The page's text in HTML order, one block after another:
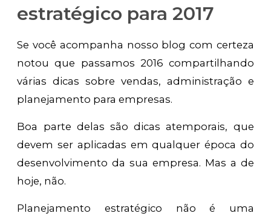
estratégico para 2017
Se você acompanha nosso blog com certeza
notou que passamos 2016 compartilhando
várias dicas sobre vendas, administração e
planejamento para empresas.
Boa parte delas são dicas atemporais, que
devem ser aplicadas em qualquer época do
desenvolvimento da sua empresa. Mas a de
hoje, não.
Planejamento estratégico não é uma